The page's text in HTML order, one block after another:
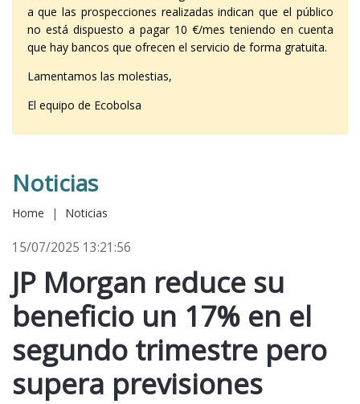
a que las prospecciones realizadas indican que el público
no está dispuesto a pagar 10 €/mes teniendo en cuenta
que hay bancos que ofrecen el servicio de forma gratuita.
Lamentamos las molestias,
El equipo de Ecobolsa
Noticias
Home | Noticias
15/07/2025 13:21:56
JP Morgan reduce su
beneficio un 17% en el
segundo trimestre pero
supera previsiones